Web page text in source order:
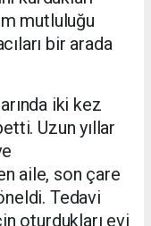
mutluluğu
bir arada
iki kez
Uzun yıllar
aile, son çare
Tedavi
oturdukları evi